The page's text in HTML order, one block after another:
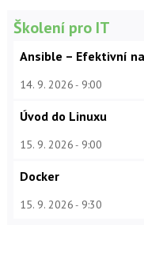
Školení pro IT
Ansible – Efektivní
14. 9. 2026 9:00
Úvod do Linuxu
15. 9. 2026 9:00
Docker
15. 9. 2026 9:30